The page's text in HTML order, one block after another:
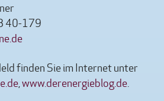
40-179
finden Sie im Internet unter
,www.derenergieblog.de.